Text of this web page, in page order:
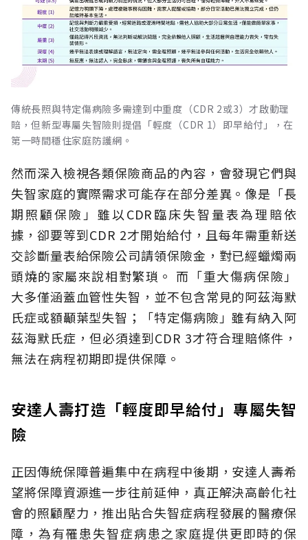
傳統長照與特定傷病險多需達到中重度（CDR 2或3）才啟動理
賠，但新型專屬失智險則提倡「輕度（CDR 1）即早給付」，在
第一時間穩住家庭防護網。
然而深入檢視各類保險商品的內容，會發現它們與
失智家庭的實際需求可能存在部分差異。像是「長
期照顧保險」雖以CDR臨床失智量表為理賠依
據，卻要等到CDR 2才開始給付，且每年需重新送
交診斷量表給保險公司請領保險金，對已經蠟燭兩
頭燒的家屬來說相對繁瑣。 而「重大傷病保險」
大多僅涵蓋血管性失智，並不包含常見的阿茲海默
氏症或額顳葉型失智；「特定傷病險」雖有納入阿
茲海默氏症，但必須達到CDR 3才符合理賠條件，
無法在病程初期即提供保障。
安達人壽打造「輕度即早給付」專屬失智
險
正因傳統保障普遍集中在病程中後期，安達人壽希
望將保障資源進一步往前延伸，真正解決高齡化社
會的照顧壓力，推出貼合失智症病程發展的醫療保
障，為有罹患失智症病患之家庭提供更即時的保